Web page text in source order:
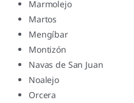
Marmolejo
Martos
Mengíbar
Montizón
Navas de San Juan
Noalejo
Orcera